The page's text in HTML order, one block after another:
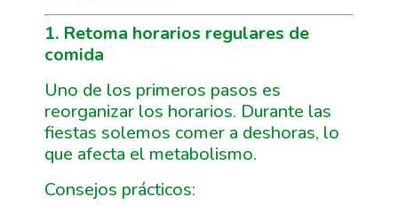
1. Retoma horarios regulares de
comida
Uno de los primeros pasos es
reorganizar los horarios. Durante las
fiestas solemos comer a deshoras, lo
que afecta el metabolismo.
Consejos prácticos: